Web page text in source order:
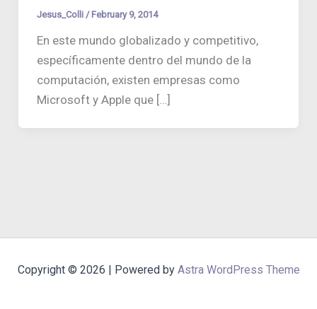
Jesus_Colli / February 9, 2014
En este mundo globalizado y competitivo,
específicamente dentro del mundo de la
computación, existen empresas como
Microsoft y Apple que […]
Copyright © 2026 | Powered by Astra WordPress Theme